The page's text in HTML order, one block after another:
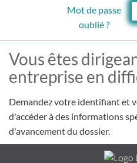
Mot de passe
oublié ?
Vous êtes
entreprise en
Demandez votre identifiant et
d'accéder à des informations
d'avancement du dossier.